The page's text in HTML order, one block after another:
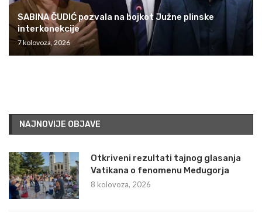
SABINA ČUDIĆ pozvala na bojkot Južne plinske
interkonekcije
7 kolovoza, 2026
NAJNOVIJE OBJAVE
Otkriveni rezultati tajnog glasanja
Vatikana o fenomenu Međugorja
8 kolovoza, 2026